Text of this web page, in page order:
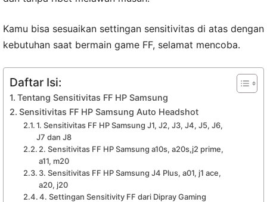
Kamu bisa sesuaikan settingan sensitivitas di atas dengan
kebutuhan saat bermain game FF, selamat mencoba.
Daftar Isi:
Tentang Sensitivitas FF HP Samsung
Sensitivitas FF HP Samsung Auto Headshot
1. Sensitivitas FF HP Samsung J1, J2, J3, J4, J5, J6,
J7 dan J8
2. Sensitivitas FF HP Samsung a10s, a20s,j2 prime,
a11, m20
3. Sensitivitas FF HP Samsung J4 Plus, a01, j1 ace,
a20, j20
4. Settingan Sensitivity FF dari Dipray Gaming